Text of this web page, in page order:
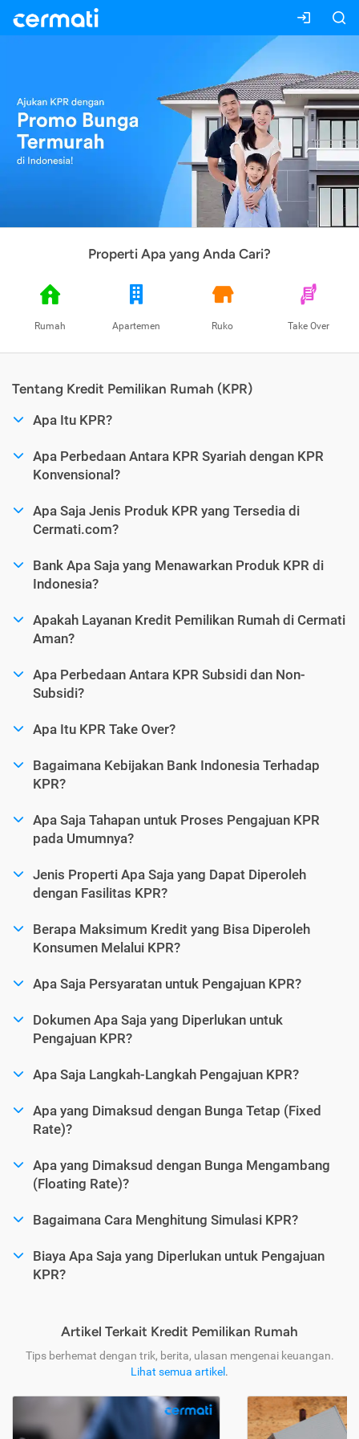
Properti Apa yang Anda Cari?
Rumah Apartemen Ruko Take Over
Tentang Kredit Pemilikan Rumah (KPR)
Apa Itu KPR?
Apa Perbedaan Antara KPR Syariah dengan KPR
Konvensional?
Apa Saja Jenis Produk KPR yang Tersedia di
Cermati.com?
Bank Apa Saja yang Menawarkan Produk KPR di
Indonesia?
Apakah Layanan Kredit Pemilikan Rumah di Cermati
Aman?
Apa Perbedaan Antara KPR Subsidi dan Non-
Subsidi?
Apa Itu KPR Take Over?
Bagaimana Kebijakan Bank Indonesia Terhadap
KPR?
Apa Saja Tahapan untuk Proses Pengajuan KPR
pada Umumnya?
Jenis Properti Apa Saja yang Dapat Diperoleh
dengan Fasilitas KPR?
Berapa Maksimum Kredit yang Bisa Diperoleh
Konsumen Melalui KPR?
Apa Saja Persyaratan untuk Pengajuan KPR?
Dokumen Apa Saja yang Diperlukan untuk
Pengajuan KPR?
Apa Saja Langkah-Langkah Pengajuan KPR?
Apa yang Dimaksud dengan Bunga Tetap (Fixed
Rate)?
Apa yang Dimaksud dengan Bunga Mengambang
(Floating Rate)?
Bagaimana Cara Menghitung Simulasi KPR?
Biaya Apa Saja yang Diperlukan untuk Pengajuan
KPR?
Artikel Terkait Kredit Pemilikan Rumah
Tips berhemat dengan trik, berita, ulasan mengenai keuangan.
Lihat semua artikel .